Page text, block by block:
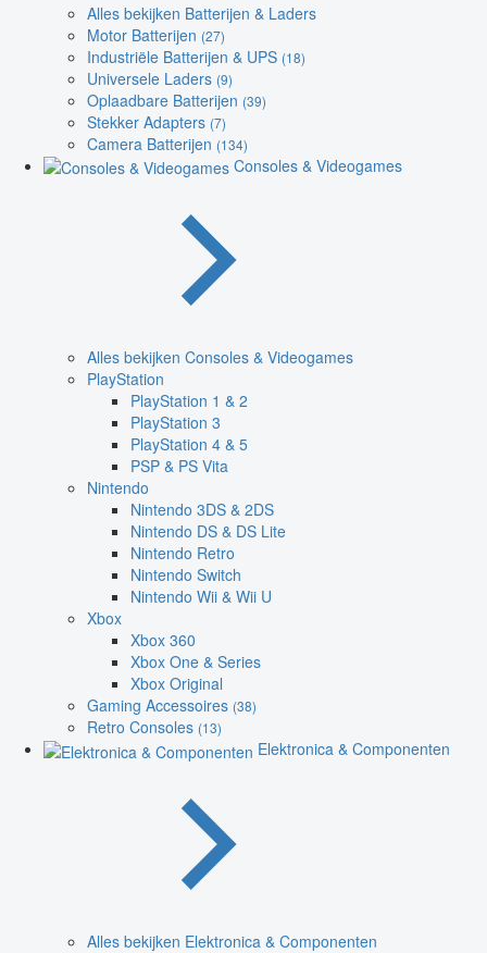
Alles bekijken Batterijen & Laders
Motor Batterijen (27)
Industriële Batterijen & UPS (18)
Universele Laders (9)
Oplaadbare Batterijen (39)
Stekker Adapters (7)
Camera Batterijen (134)
Consoles & Videogames
Alles bekijken Consoles & Videogames
PlayStation
PlayStation 1 & 2
PlayStation 3
PlayStation 4 & 5
PSP & PS Vita
Nintendo
Nintendo 3DS & 2DS
Nintendo DS & DS Lite
Nintendo Retro
Nintendo Switch
Nintendo Wii & Wii U
Xbox
Xbox 360
Xbox One & Series
Xbox Original
Gaming Accessoires (38)
Retro Consoles (13)
Elektronica & Componenten
Alles bekijken Elektronica & Componenten